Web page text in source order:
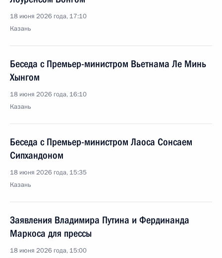
18 июня 2026 года, 17:10
Казань
Беседа с Премьер-министром Вьетнама Ле Минь
Хынгом
18 июня 2026 года, 16:10
Казань
Беседа с Премьер-министром Лаоса Сонсаем
Сипхандоном
18 июня 2026 года, 15:35
Казань
Заявления Владимира Путина и Фердинанда
Маркоса для прессы
18 июня 2026 года, 15:00